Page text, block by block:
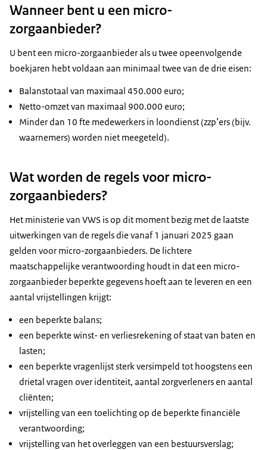
Wanneer bent u een micro-
zorgaanbieder?
U bent een micro-zorgaanbieder als u twee opeenvolgende
boekjaren hebt voldaan aan minimaal twee van de drie eisen:
Balanstotaal van maximaal 450.000 euro;
Netto-omzet van maximaal 900.000 euro;
Minder dan 10 fte medewerkers in loondienst (zzp’ers (bijv.
waarnemers) worden niet meegeteld).
Wat worden de regels voor micro-
zorgaanbieders?
Het ministerie van VWS is op dit moment bezig met de laatste
uitwerkingen van de regels die vanaf 1 januari 2025 gaan
gelden voor micro-zorgaanbieders. De lichtere
maatschappelijke verantwoording houdt in dat een micro-
zorgaanbieder beperkte gegevens hoeft aan te leveren en een
aantal vrijstellingen krijgt:
een beperkte balans;
een beperkte winst- en verliesrekening of staat van baten en
lasten;
een beperkte vragenlijst sterk versimpeld tot hoogstens een
drietal vragen over identiteit, aantal zorgverleners en aantal
cliënten;
vrijstelling van een toelichting op de beperkte financiële
verantwoording;
vrijstelling van het overleggen van een bestuursverslag;